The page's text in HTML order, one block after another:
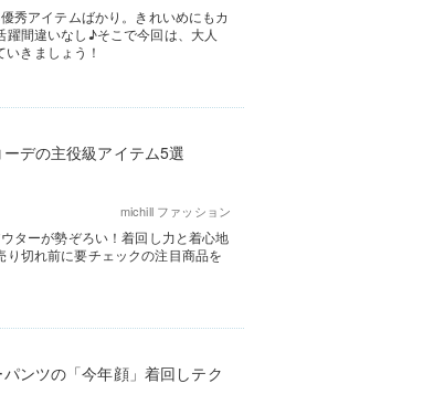
秀アイテムばかり。きれいめにもカ
間違いなし♪そこで今回は、大人
きましょう！
デの主役級アイテム5選
michill ファッション
ターが勢ぞろい！着回し力と着心地
切れ前に要チェックの注目商品を
ンツの「今年顔」着回しテク